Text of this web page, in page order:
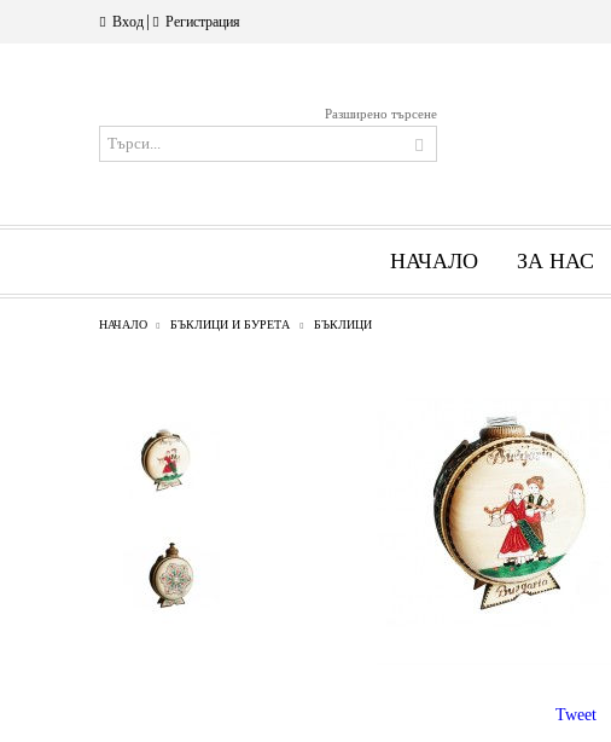
Вход Регистрация
Разширено търсене
НАЧАЛО ЗА НАС
НАЧАЛО БЪКЛИЦИ И БУРЕТА БЪКЛИЦИ
Tweet